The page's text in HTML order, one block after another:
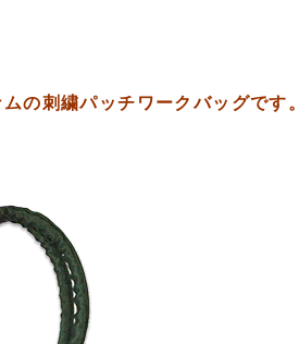
の刺繍パッチワークバッグです。